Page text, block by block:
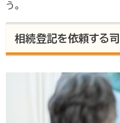
う。
相続登記を依頼する